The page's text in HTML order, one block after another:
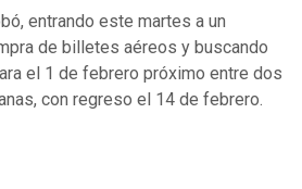
entrando este martes a un
de billetes aéreos y buscando
el 1 de febrero próximo entre dos
con regreso el 14 de febrero.